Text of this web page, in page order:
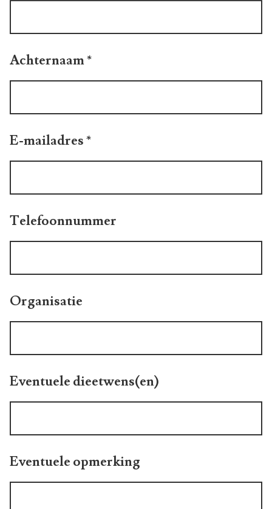
Achternaam*
E-mailadres*
Telefoonnummer
Organisatie
Eventuele dieetwens(en)
Eventuele opmerking